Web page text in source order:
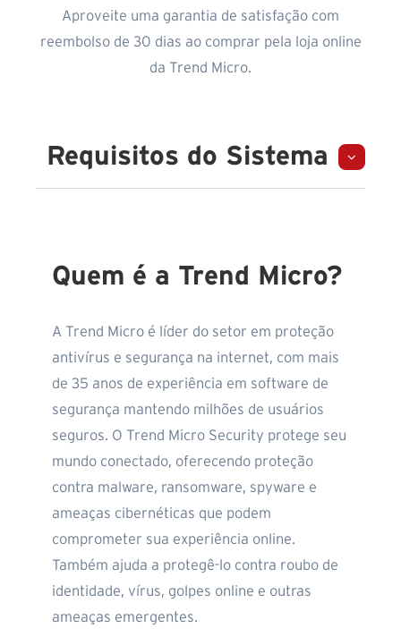
Aproveite uma garantia de satisfação com
reembolso de 30 dias ao comprar pela loja online
da Trend Micro.
Requisitos do Sistema
Quem é a Trend Micro?
A Trend Micro é líder do setor em proteção
antivírus e segurança na internet, com mais
de 35 anos de experiência em software de
segurança mantendo milhões de usuários
seguros. O Trend Micro Security protege seu
mundo conectado, oferecendo proteção
contra malware, ransomware, spyware e
ameaças cibernéticas que podem
comprometer sua experiência online.
Também ajuda a protegê-lo contra roubo de
identidade, vírus, golpes online e outras
ameaças emergentes.